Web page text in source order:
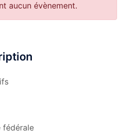
aucun évènement.
fédérale